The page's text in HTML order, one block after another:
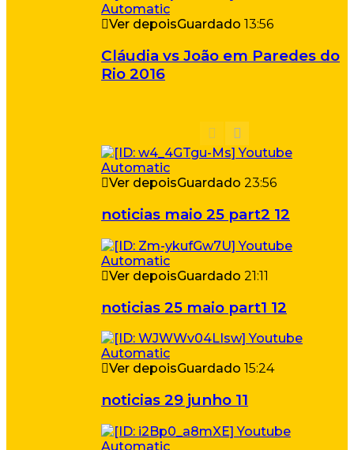
Ver depoisGuardado 13:56
Cláudia vs João em Paredes do
Rio 2016
Ver depoisGuardado 23:56
noticias maio 25 part2 12
Ver depoisGuardado 21:11
noticias 25 maio part1 12
Ver depoisGuardado 15:24
noticias 29 junho 11